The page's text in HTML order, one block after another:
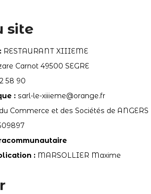
site
RESTAURANT XIIIEME
Carnot 49500 SEGRE
58 90
: sarl-le-xiiieme@orange.fr
Commerce et des Sociétés de ANGERS
: MARSOLLIER Maxime